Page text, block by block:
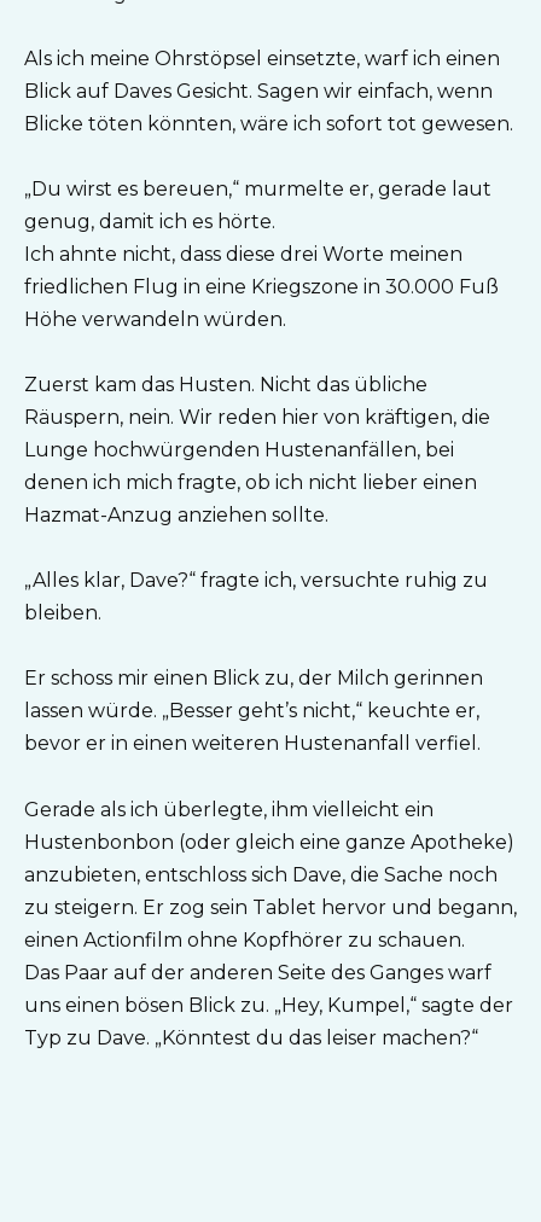
Als ich meine Ohrstöpsel einsetzte, warf ich einen
Blick auf Daves Gesicht. Sagen wir einfach, wenn
Blicke töten könnten, wäre ich sofort tot gewesen.
„Du wirst es bereuen,“ murmelte er, gerade laut
genug, damit ich es hörte.
Ich ahnte nicht, dass diese drei Worte meinen
friedlichen Flug in eine Kriegszone in 30.000 Fuß
Höhe verwandeln würden.
Zuerst kam das Husten. Nicht das übliche
Räuspern, nein. Wir reden hier von kräftigen, die
Lunge hochwürgenden Hustenanfällen, bei
denen ich mich fragte, ob ich nicht lieber einen
Hazmat-Anzug anziehen sollte.
„Alles klar, Dave?“ fragte ich, versuchte ruhig zu
bleiben.
Er schoss mir einen Blick zu, der Milch gerinnen
lassen würde. „Besser geht’s nicht,“ keuchte er,
bevor er in einen weiteren Hustenanfall verfiel.
Gerade als ich überlegte, ihm vielleicht ein
Hustenbonbon (oder gleich eine ganze Apotheke)
anzubieten, entschloss sich Dave, die Sache noch
zu steigern. Er zog sein Tablet hervor und begann,
einen Actionfilm ohne Kopfhörer zu schauen.
Das Paar auf der anderen Seite des Ganges warf
uns einen bösen Blick zu. „Hey, Kumpel,“ sagte der
Typ zu Dave. „Könntest du das leiser machen?“